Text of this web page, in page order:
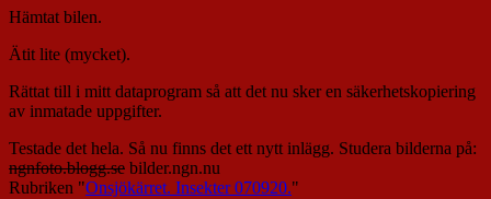
Hämtat bilen.
Ätit lite (mycket).
Rättat till i mitt dataprogram så att det nu sker en säkerhetskopiering
av inmatade uppgifter.
Testade det hela. Så nu finns det ett nytt inlägg. Studera bilderna på:
ngnfoto.blogg.se bilder.ngn.nu
Rubriken "Onsjökärret. Insekter 070920."